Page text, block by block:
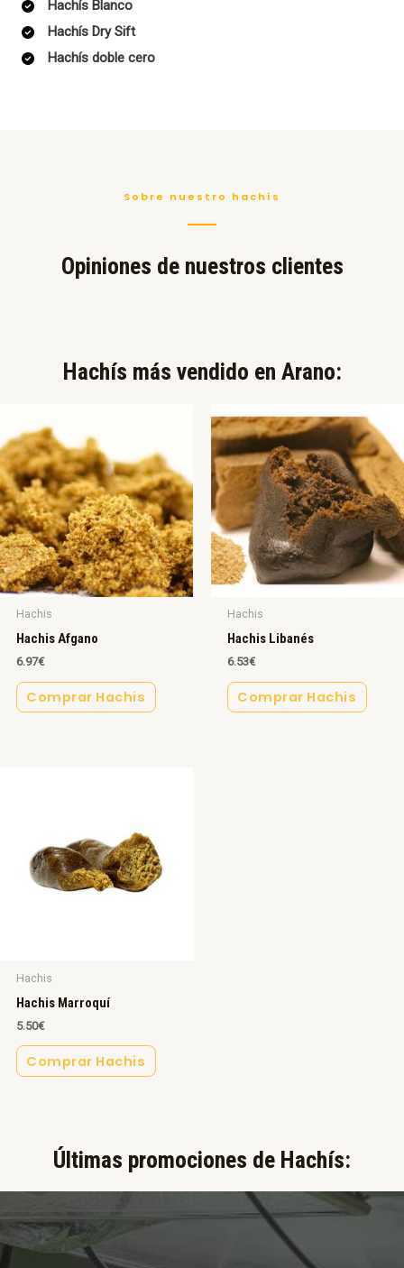
Hachís Blanco
Hachís Dry Sift
Hachís doble cero
Sobre nuestro hachís
Opiniones de nuestros clientes
Hachís más vendido en Arano:​
Hachis
Hachis Afgano
6.97€
Comprar Hachis
Hachis
Hachis Libanés
6.53€
Comprar Hachis
Hachis
Hachis Marroquí
5.50€
Comprar Hachis
Últimas promociones de Hachís:​